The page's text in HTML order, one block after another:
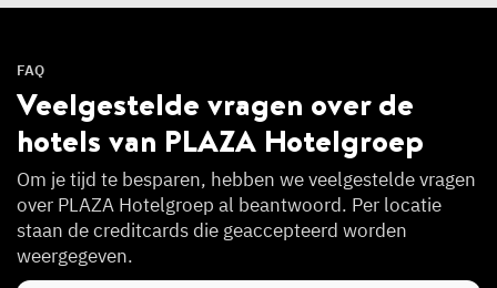
FAQ
Veelgestelde vragen over de
hotels van PLAZA Hotelgroep
Om je tijd te besparen, hebben we veelgestelde vragen
over PLAZA Hotelgroep al beantwoord. Per locatie
staan de creditcards die geaccepteerd worden
weergegeven.